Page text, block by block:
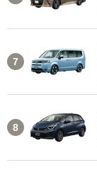
7
8